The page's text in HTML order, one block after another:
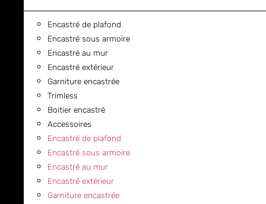
Encastré de plafond
Encastré sous armoire
Encastré au mur
Encastré extérieur
Garniture encastrée
Trimless
Boitier encastré
Accessoires
Encastré de plafond
Encastré sous armoire
Encastré au mur
Encastré extérieur
Garniture encastrée